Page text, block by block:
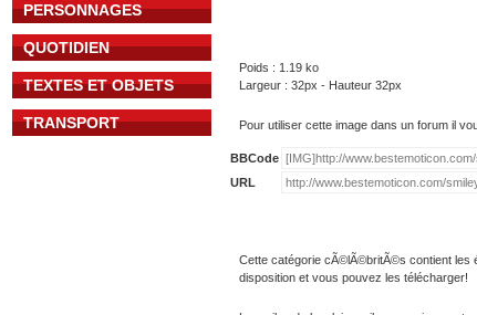
PERSONNAGES
QUOTIDIEN
TEXTES ET OBJETS
TRANSPORT
Poids : 1.19 ko
Largeur : 32px - Hauteur 32px
Pour utiliser cette image dans un forum il
BBCode
URL
Cette catégorie cÃ©lÃ©britÃ©s contient les
disposition et vous pouvez les télécharger!